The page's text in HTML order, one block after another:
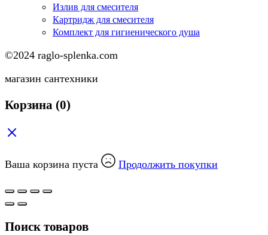
Излив для смесителя
Картридж для смесителя
Комплект для гигиенического душа
©2024 raglo-splenka.com
магазин сантехники
Корзина (0)
Ваша корзина пуста Продолжить покупки
Поиск товаров